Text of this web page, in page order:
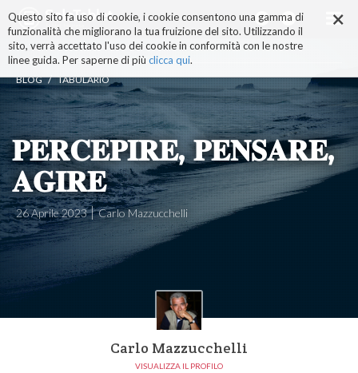
×
Questo sito fa uso di cookie, i cookie consentono una gamma di
funzionalità che migliorano la tua fruizione del sito. Utilizzando il
sito, verrà accettato l'uso dei cookie in conformità con le nostre
linee guida. Per saperne di più clicca qui.
ai
contenuti.
|
alla
navigazione
BLOG / TABULARIO
𝐏𝐄𝐑𝐂𝐄𝐏𝐈𝐑𝐄, 𝐏𝐄𝐍𝐒𝐀𝐑𝐄,
𝐀𝐆𝐈𝐑𝐄
26 Aprile 2023 Carlo Mazzucchelli
Carlo Mazzucchelli
VISUALIZZA IL PROFILO